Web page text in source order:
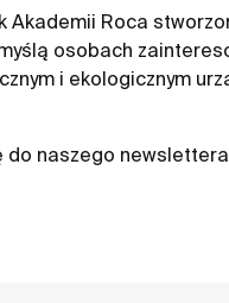
Akademii Roca
osobach
i ekologicznym
do naszego